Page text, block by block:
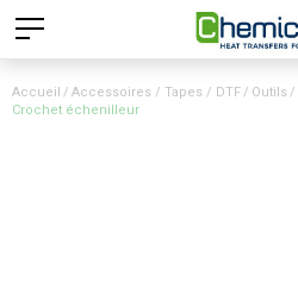
Accueil Accessoires / Tapes / DTF Outils
Crochet échenilleur